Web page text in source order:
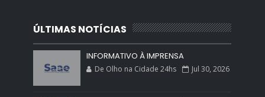
ÚLTIMAS NOTÍCIAS
INFORMATIVO À IMPRENSA
De Olho na Cidade 24hs Jul 30, 2026